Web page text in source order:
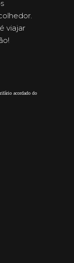
viajar
acordado do